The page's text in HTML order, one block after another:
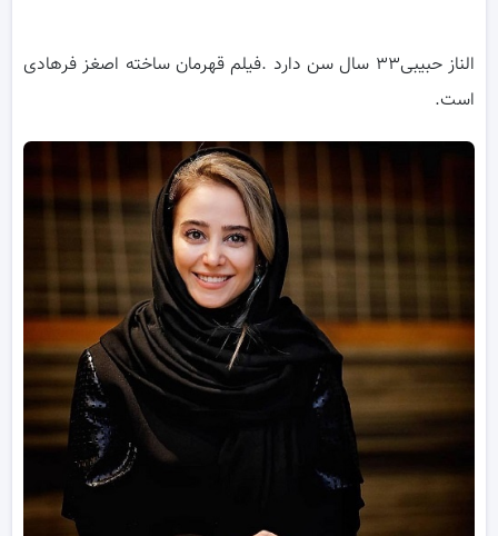
الناز حبیبی۳۳ سال سن دارد .فیلم قهرمان ساخته اصغز فرهادی
است.